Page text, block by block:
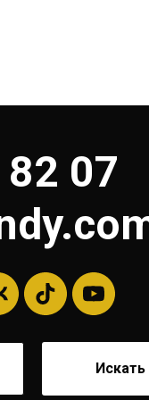
07
Искать